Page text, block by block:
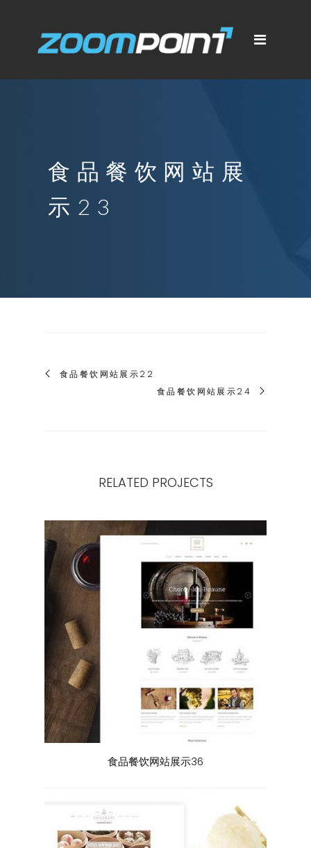
食品餐饮网站展
示23
食品餐饮网站展示22
食品餐饮网站展示24
RELATED PROJECTS
食品餐饮网站展示36